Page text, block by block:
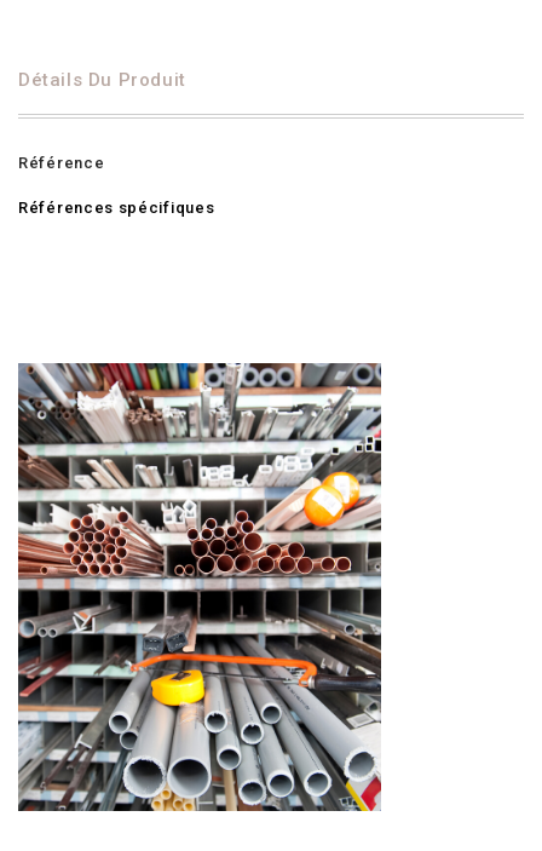
Détails Du Produit
Référence
Références spécifiques